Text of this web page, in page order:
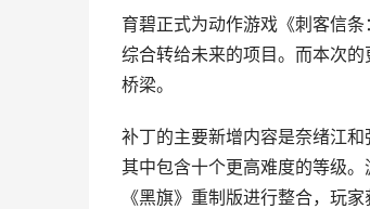
育碧正式为动作游戏《刺客信
综合转给未来的项目。而本次
桥梁。
补丁的主要新增内容是奈绪江
其中包含十个更高难度的等级
《黑旗》重制版进行整合，玩